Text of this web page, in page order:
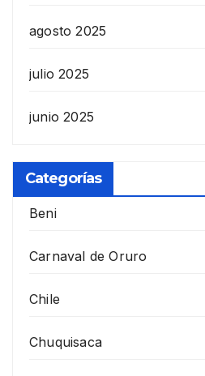
agosto 2025
julio 2025
junio 2025
Categorías
Beni
Carnaval de Oruro
Chile
Chuquisaca